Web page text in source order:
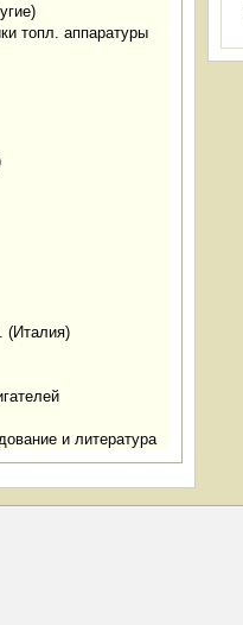
топл. аппаратуры
Sp.A. (Италия)
и литература